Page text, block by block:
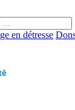
en détresse